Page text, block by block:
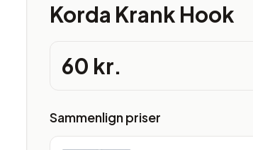
Korda Krank Hook
60 kr.
Sammenlign priser